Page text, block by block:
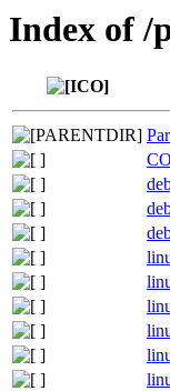
Index of /